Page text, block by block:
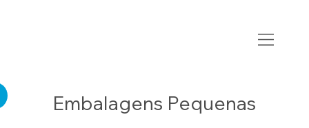
Embalagens Pequenas